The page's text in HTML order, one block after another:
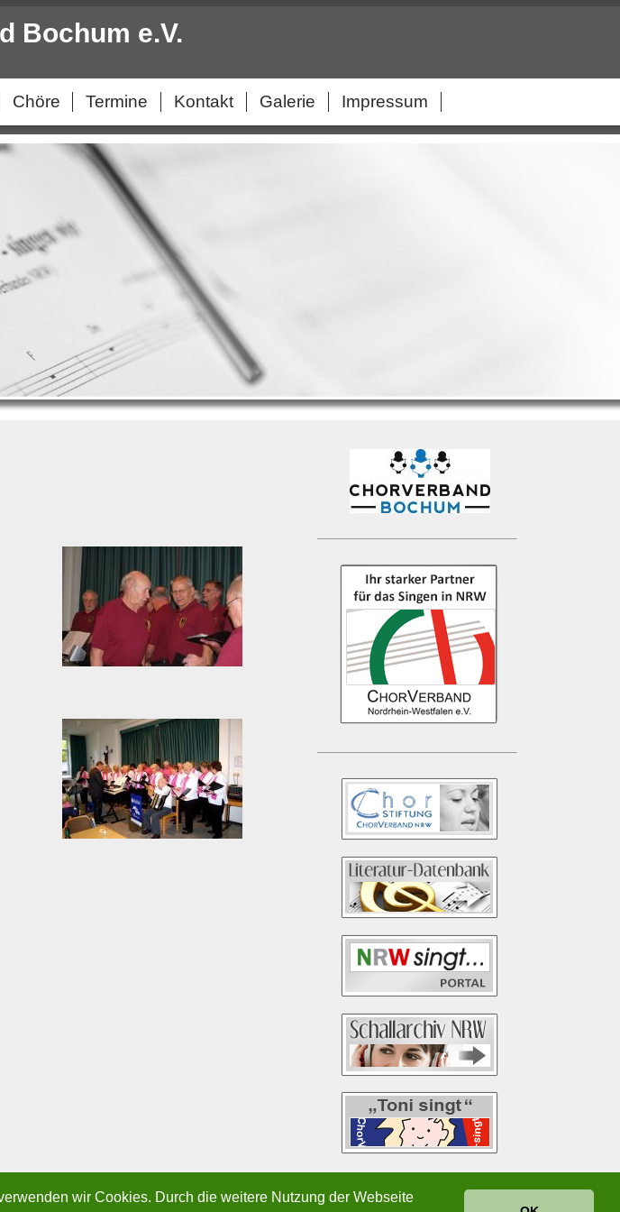
wir Cookies. Durch die weitere Nutzung der Webseite
Bochum e.V.
Chöre Termine Kontakt Galerie Impressum